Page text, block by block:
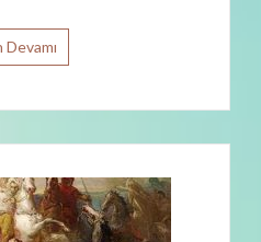
Devamı